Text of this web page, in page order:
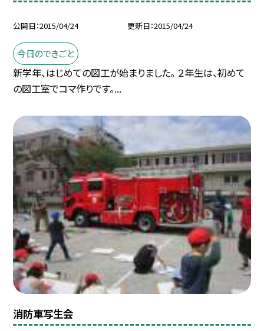
公開日 2015/04/24 更新日 2015/04/24
今日のできごと
新学年、はじめての図工が始まりました。 ２年生は、初めて
の図工室でコマ作りです。...
消防車写生会